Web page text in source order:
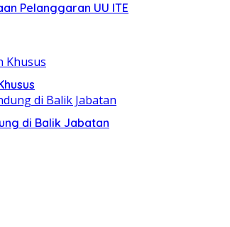
Pelanggaran UU ITE
di Balik Jabatan